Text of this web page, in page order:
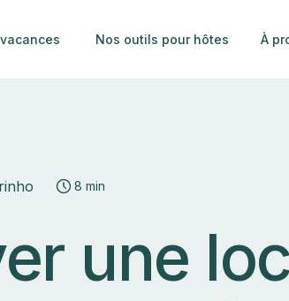
Nos outils pour hôtes À
8 min
une